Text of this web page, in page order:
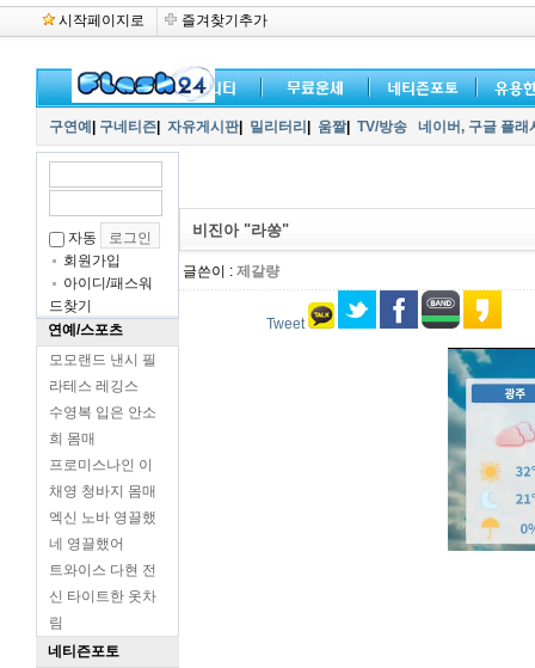
시작페이지로 즐겨찾기추가
구연예 구네티즌 자유게시판| 밀리터리 움짤| TV/방송 네이버, 구글 플
자동
회원가입
아이디/패스워
드찾기
연예/스포츠
모모랜드 낸시 필
라테스 레깅스
수영복 입은 안소
희 몸매
프로미스나인 이
채영 청바지 몸매
엑신 노바 영끌했
네 영끌했어
트와이스 다현 전
신 타이트한 옷차
림
네티즌포토
비진아 "라쏭"
글쓴이 : 제갈량
Tweet